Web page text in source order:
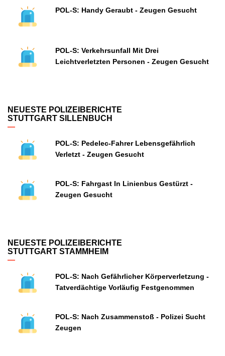
POL-S: Handy Geraubt - Zeugen Gesucht
POL-S: Verkehrsunfall Mit Drei
Leichtverletzten Personen - Zeugen Gesucht
NEUESTE POLIZEIBERICHTE
STUTTGART SILLENBUCH
POL-S: Pedelec-Fahrer Lebensgefährlich
Verletzt - Zeugen Gesucht
POL-S: Fahrgast In Linienbus Gestürzt -
Zeugen Gesucht
NEUESTE POLIZEIBERICHTE
STUTTGART STAMMHEIM
POL-S: Nach Gefährlicher Körperverletzung -
Tatverdächtige Vorläufig Festgenommen
POL-S: Nach Zusammenstoß - Polizei Sucht
Zeugen